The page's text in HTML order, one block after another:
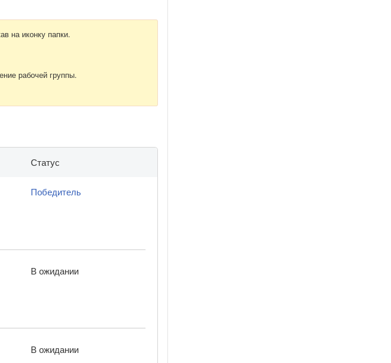
на иконку папки.
рабочей группы.
Статус
Победитель
В ожидании
В ожидании